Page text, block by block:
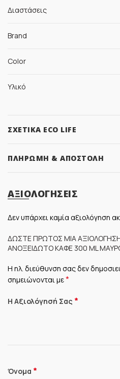
Διαστάσεις
Brand
Color
Υλικό
ΣΧΕΤΙΚΆ ECO LIFE
ΠΛΗΡΩΜΉ & ΑΠΟΣΤΟΛΉ
ΑΞΙΟΛΟΓΉΣΕΙΣ
Δεν υπάρχει καμία αξιολόγηση
ΔΏΣΤΕ ΠΡΏΤΟΣ ΜΊΑ ΑΞΙΟΛΌΓΗΣΗ
ΑΝΟΞΕΊΔΩΤΟ ΚΑΦΈ 300 ML
Η ηλ. διεύθυνση σας δεν
σημειώνονται με*
Η Αξιολόγησή Σας *
Όνομα *